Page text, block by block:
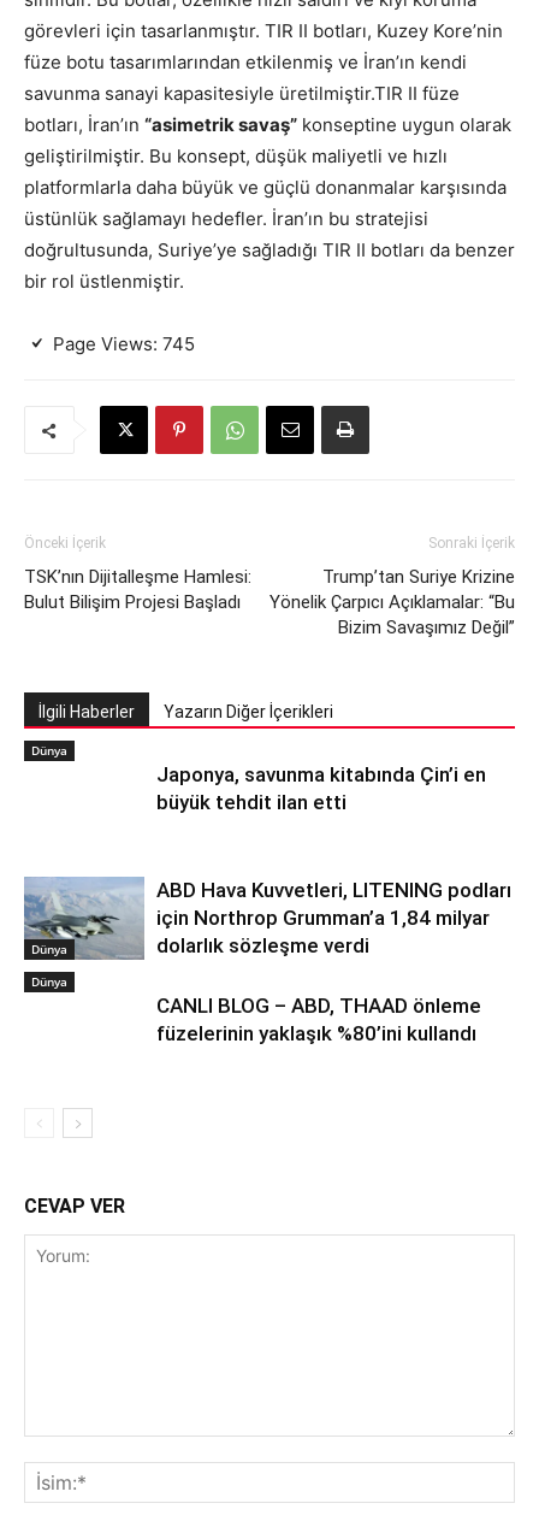
görevleri için tasarlanmıştır. TIR II botları, Kuzey Kore’nin
füze botu tasarımlarından etkilenmiş ve İran’ın kendi
savunma sanayi kapasitesiyle üretilmiştir.TIR II füze
botları, İran’ın “asimetrik savaş” konseptine uygun olarak
geliştirilmiştir. Bu konsept, düşük maliyetli ve hızlı
platformlarla daha büyük ve güçlü donanmalar karşısında
üstünlük sağlamayı hedefler. İran’ın bu stratejisi
doğrultusunda, Suriye’ye sağladığı TIR II botları da benzer
bir rol üstlenmiştir.
Page Views: 745
Önceki İçerik
TSK’nın Dijitalleşme Hamlesi:
Bulut Bilişim Projesi Başladı
Sonraki İçerik
Trump’tan Suriye Krizine
Yönelik Çarpıcı Açıklamalar: “Bu
Bizim Savaşımız Değil”
İlgili Haberler Yazarın Diğer İçerikleri
Dünya
Japonya, savunma kitabında Çin’i en
büyük tehdit ilan etti
Dünya
ABD Hava Kuvvetleri, LITENING podları
için Northrop Grumman’a 1,84 milyar
dolarlık sözleşme verdi
Dünya
CANLI BLOG – ABD, THAAD önleme
füzelerinin yaklaşık %80’ini kullandı
CEVAP VER